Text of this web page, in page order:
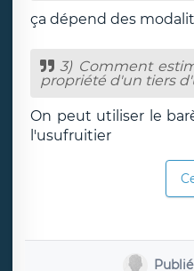
ça dépend des
3) Comment
propriété d'un tiers
On peut utiliser le
l'usufruitier